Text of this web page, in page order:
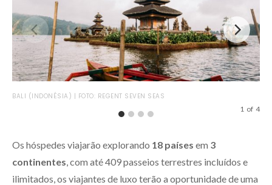
BALI (INDONÉSIA) | FOTO: REGENT SEVEN SEAS
1 of 4
Os hóspedes viajarão explorando 18 países em 3
continentes, com até 409 passeios terrestres incluídos e
ilimitados, os viajantes de luxo terão a oportunidade de uma